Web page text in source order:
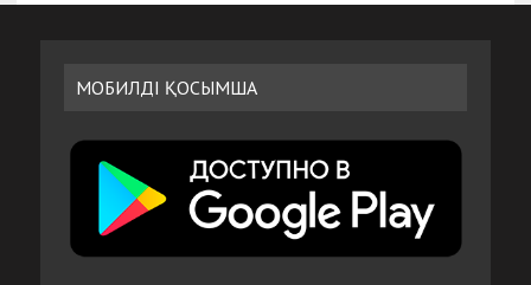
МОБИЛДІ ҚОСЫМША